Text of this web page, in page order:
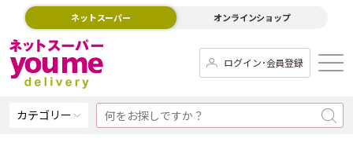
ネットスーパー オンラインショップ
ログイン･会員登録
カテゴリー